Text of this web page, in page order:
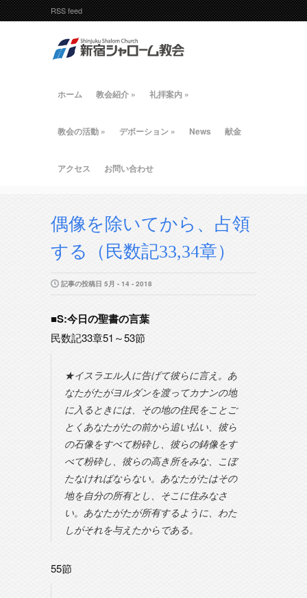
RSS feed
ホーム 教会紹介 » 礼拝案内 »
教会の活動 » デボーション » News 献金
アクセス お問い合わせ
偶像を除いてから、占領
する（民数記33,34章）
記事の投稿日 5月 - 14 - 2018
■S:今日の聖書の言葉
民数記33章51～53節
★イスラエル人に告げて彼らに言え。あ
なたがたがヨルダンを渡ってカナンの地
に入るときには、その地の住民をことご
とくあなたがたの前から追い払い、彼ら
の石像をすべて粉砕し、彼らの鋳像をす
べて粉砕し、彼らの高き所をみな、こぼ
たなければならない。あなたがたはその
地を自分の所有とし、そこに住みなさ
い。あなたがたが所有するように、わた
しがそれを与えたからである。
55節